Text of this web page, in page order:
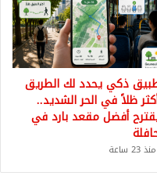
ذكي يحدد لك الطريق
ظلاً في الحر الشديد..
أفضل مقعد بارد في
منذ 23 ساعة